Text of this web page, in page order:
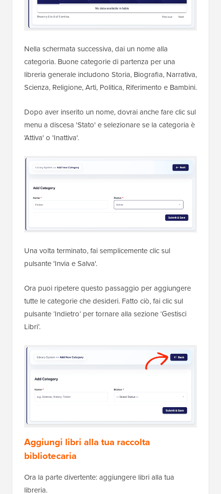
Nella schermata successiva, dai un nome alla
categoria. Buone categorie di partenza per una
libreria generale includono Storia, Biografia, Narrativa,
Scienza, Religione, Arti, Politica, Riferimento e Bambini.
Dopo aver inserito un nome, dovrai anche fare clic sul
menu a discesa 'Stato' e selezionare se la categoria è
'Attiva' o 'Inattiva'.
Una volta terminato, fai semplicemente clic sul
pulsante 'Invia e Salva'.
Ora puoi ripetere questo passaggio per aggiungere
tutte le categorie che desideri. Fatto ciò, fai clic sul
pulsante ‘Indietro’ per tornare alla sezione ‘Gestisci
Libri’.
Aggiungi libri alla tua raccolta
bibliotecaria
Ora la parte divertente: aggiungere libri alla tua
libreria.